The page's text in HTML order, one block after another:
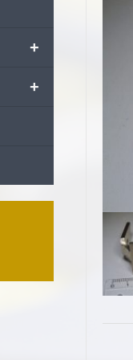
+
+